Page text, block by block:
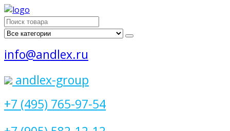
Поиск
для:
info@andlex.ru
andlex-group
+7 (495) 765-97-54